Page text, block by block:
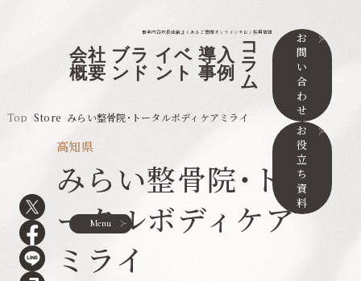
事業内容取扱店舗よくあるご質問オンラインサロン採用情報
会社
概要
ブラ
ンド
イベ
ント
導入
事例
コ
ラ
ム
お
問
い
合
わ
せ
お
役
立
ち
資
料
Menu
Top Store みらい整骨院・トータルボディケアミライ
高知県
みらい整骨院・ト
ータルボディケア
ミライ